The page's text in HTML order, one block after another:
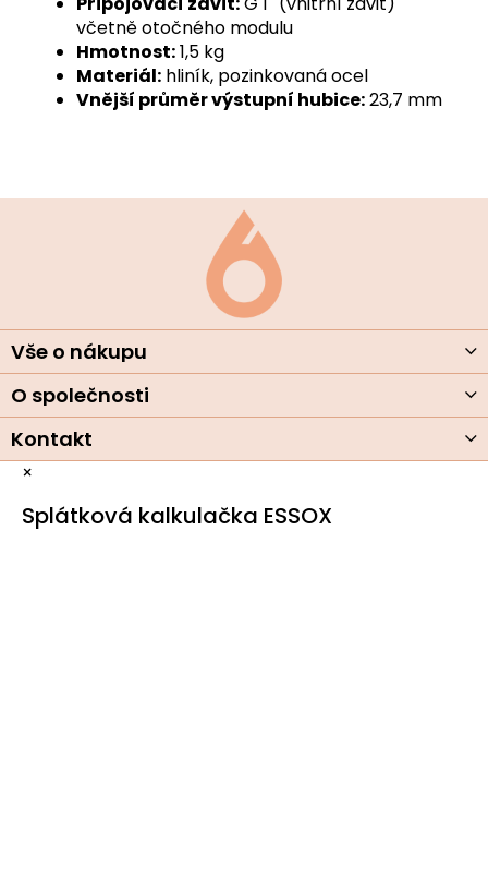
včetně otočného modulu
Hmotnost:1,5 kg
Materiál: hliník, pozinkovaná ocel
Vnější průměr výstupní hubice:23,7 mm
í
Vše o nákupu
O společnosti
Kontakt
×
Splátková kalkulačka ESSOX